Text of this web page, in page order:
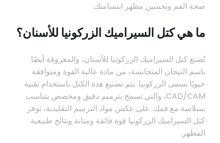
صحة الفم وتحسين مظهر ابتسامتك.
ما هي كتل السيراميك الزركونيا للأسنان؟
تُصنع كتل السيراميك الزركونيا للأسنان، والمعروفة أيضًا
باسم التيجان المتجانسة، من مادة عالية القوة ومتوافقة
حيويًا تسمى الزركونيا. يتم تصنيع هذه الكتل باستخدام تقنية
CAD/CAM، والتي تسمح بترميم دقيق ومخصص يتناسب
بسلاسة مع فمك. على عكس مواد الترميم التقليدية، توفر
كتل السيراميك الزركونيا قوة فائقة ومتانة ونتائج طبيعية
المظهر.